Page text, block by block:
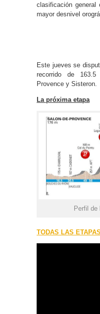
clasificación
mayor desnivel
Este jueves se
recorrido de 163.5
Provence y Sisteron.
La próxima etapa
Perfil de
TODAS LAS